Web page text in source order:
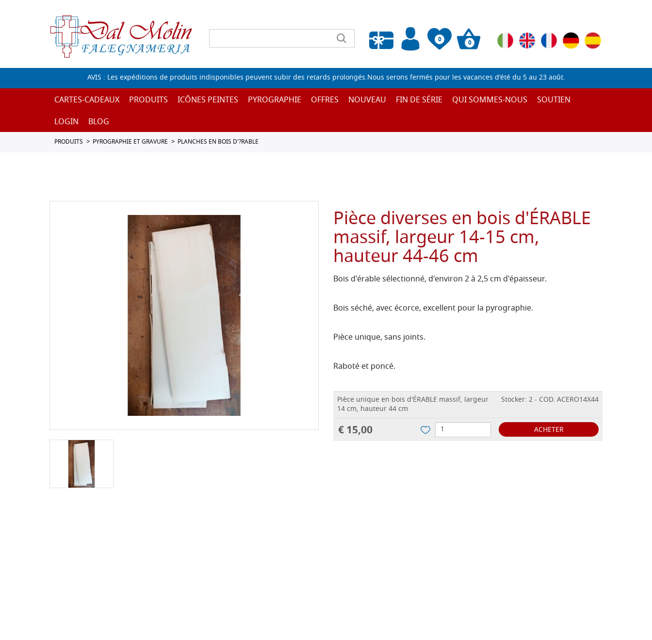
0
Liste de souhaits vide
0
AVIS : Les expéditions de produits indisponibles peuvent subir des retards prolongés.Nous serons fermés pour les vacances d'été du 5 au 23 août.
CARTES-CADEAUX PRODUITS ICÔNES PEINTES PYROGRAPHIE OFFRES NOUVEAU FIN DE SÉRIE QUI SOMMES-NOUS
SOUTIEN
LOGIN
BLOG
PRODUITS PYROGRAPHIE ET GRAVURE PLANCHES EN BOIS D'?RABLE
Pièce diverses en bois d'ÉRABLE
massif, largeur 14-15 cm,
hauteur 44-46 cm
Bois d'érable sélectionné, d'environ 2 à 2,5 cm d'épaisseur.
Bois séché, avec écorce, excellent pour la pyrographie.
Pièce unique, sans joints.
Raboté et poncé.
Pièce unique en bois d'ÉRABLE massif, largeur
14 cm, hauteur 44 cm
Stocker: 2 - COD. ACERO14X44
€ 15,00 ACHETER